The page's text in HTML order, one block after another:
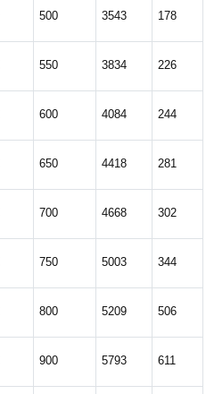
500 3543 178
550 3834 226
600 4084 244
650 4418 281
700 4668 302
750 5003 344
800 5209 506
900 5793 611